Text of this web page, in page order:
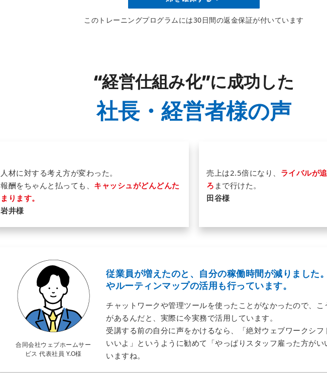
このトレーニングプログラムには30日間の返金保証が付いています
“経営仕組み化”に成功した
社長・経営者様の声
人材に対する考え方が変わった。
報酬をちゃんと払っても、 キャッシュがどんどんた
まります。
岩井様
売上は2.5倍になり、 ライバルが
ろ まで行けた。
田谷様
合同会社ウェブホームサー
ビス 代表社員 Y.O様
従業員が増えたのと、自分の稼働時間が減りました
やルーティンマップの活用も行っています。
チャットワークや管理ツールを使ったことがなかったので、こ
があるんだと、実際に今実務で活用しています。
受講する前の自分に声をかけるなら、「絶対ウェブワークシフ
いいよ」というように勧めて「やっぱりスタッフ雇った方がい
いますね。